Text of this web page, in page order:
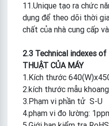
11.Unique tạo ra chức
dụng để theo dõi thời
chất của nhà cung cấp
2.3 Technical indexes
THUẬT CỦA MÁY
1.Kích thước
2.kích thước mẫu
3.Phạm vi phần tử S-U
4.phạm vi đo lường: